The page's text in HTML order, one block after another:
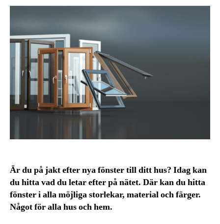
Är du på jakt efter nya fönster till ditt hus? Idag kan
du hitta vad du letar efter på nätet. Där kan du hitta
fönster i alla möjliga storlekar, material och färger.
Något för alla hus och hem.